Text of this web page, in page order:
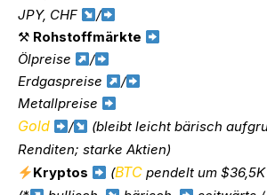
JPY, CHF
/
⚒ Rohstoffmärkte
Ölpreise
/
Erdgaspreise
/
Metallpreise
Gold /
(bleibt leicht bärisch
Renditen; starke Aktien)
Kryptos
(BTC pendelt um